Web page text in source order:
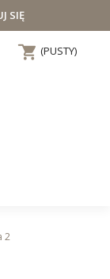
SIĘ
(PUSTY)
2